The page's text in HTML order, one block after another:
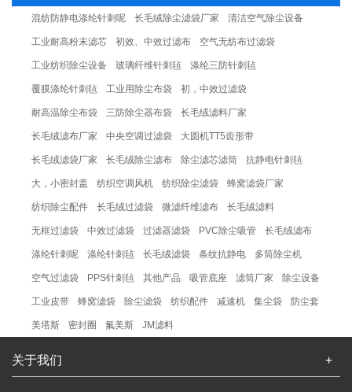
混纺防静电涤纶针刺呢 长毛绒除尘滤袋厂家 清洁空气除尘设备
工业耐高粉末滤芯 初效、中效过滤布 空气无纺布过滤袋
工业纺织除尘设备 玻璃纤维针刺毡 涤纶三防针刺毡
覆膜涤纶针刺毡 工业用除尘布袋 初，中效过滤袋
耐高温除尘布袋 三防除尘器布袋 长毛绒滤料厂家
长毛绒滤布厂家 中央空调过滤袋 大圆机TT5齿形带
长毛绒滤袋厂家 长毛绒除尘滤布 除尘滤芯滤筒 抗静电针刺毡
大，小密封盖 纺织空调风机 纺织除尘滤袋 蜂窝滤袋厂家
纺织除尘配件 长毛绒过滤袋 微滤纤维滤布 长毛绒滤料
无框过滤袋 中效过滤袋 过滤器滤袋 PVC除尘吸管 长毛绒滤布
涤纶针刺呢 涤纶针刺毡 长毛绒滤袋 条纹抗静电 多筒除尘机
空气过滤袋 PPS针刺毡 其他产品 吸管底座 滤筒厂家 除尘设备
工业皮带 蜂窝滤袋 除尘滤袋 纺织配件 减速机 集尘袋 防尘套
美塔斯 密封圈 氟美斯 JM滤料
关于我们 +